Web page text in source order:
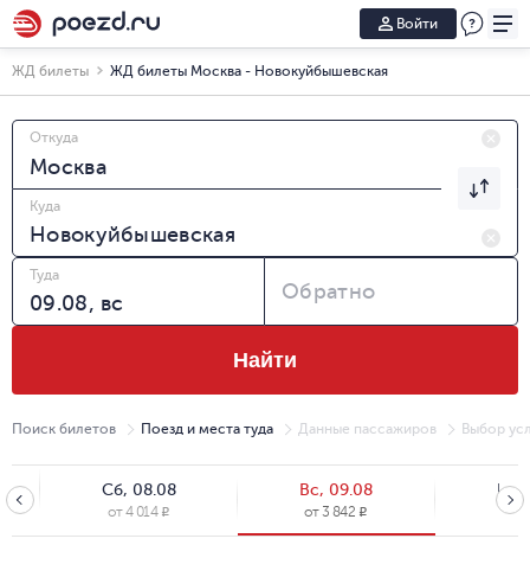
Войти
ЖД билеты ЖД билеты Москва - Новокуйбышевская
Откуда
Куда
Туда
Обратно
Найти
Поиск билетов Поезд и места туда Данные пассажиров Выбор
Сб, 08.08
от 4 014 R
Вс, 09.08
от3 842 R
Пн,
от3